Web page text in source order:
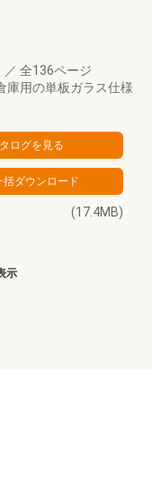
／ 全136ページ
庫用の単板ガラス仕様
(17.4MB)
示